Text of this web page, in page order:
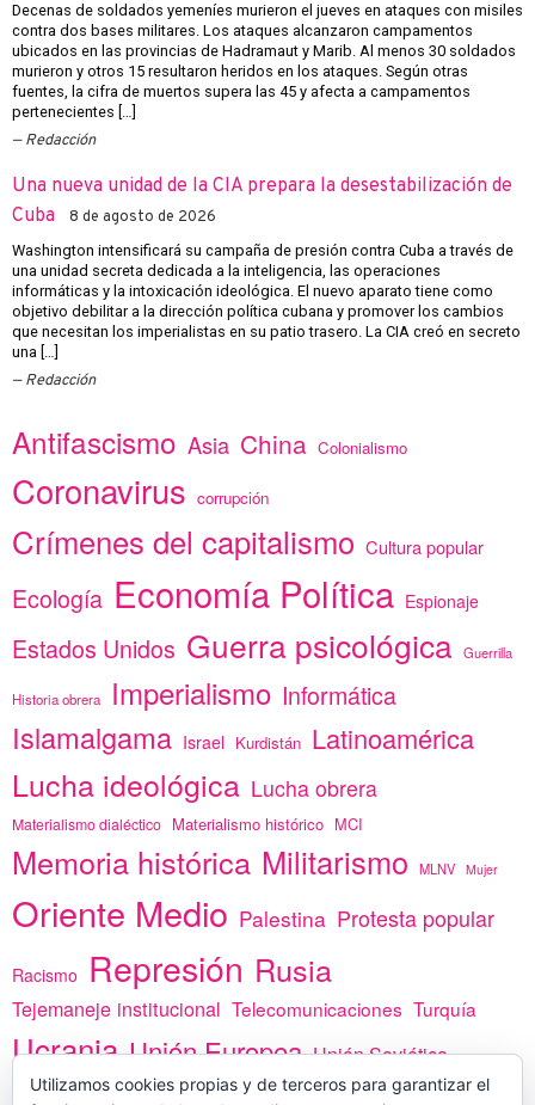
Decenas de soldados yemeníes murieron el jueves en ataques con misiles
contra dos bases militares. Los ataques alcanzaron campamentos
ubicados en las provincias de Hadramaut y Marib. Al menos 30 soldados
murieron y otros 15 resultaron heridos en los ataques. Según otras
fuentes, la cifra de muertos supera las 45 y afecta a campamentos
pertenecientes […]
Redacción
Una nueva unidad de la CIA prepara la desestabilización de
Cuba
8 de agosto de 2026
Washington intensificará su campaña de presión contra Cuba a través de
una unidad secreta dedicada a la inteligencia, las operaciones
informáticas y la intoxicación ideológica. El nuevo aparato tiene como
objetivo debilitar a la dirección política cubana y promover los cambios
que necesitan los imperialistas en su patio trasero. La CIA creó en secreto
una […]
Redacción
Antifascismo Asia China Colonialismo
Coronavirus corrupción
Crímenes del capitalismo Cultura popular
Ecología Economía Política Espionaje
Estados Unidos Guerra psicológica Guerrilla
Historia obrera Imperialismo Informática
Islamalgama Israel Kurdistán Latinoamérica
Lucha ideológica Lucha obrera
Materialismo dialéctico Materialismo histórico MCI
Memoria histórica Militarismo MLNV Mujer
Oriente Medio Palestina Protesta popular
Racismo Represión Rusia
Tejemaneje institucional Telecomunicaciones Turquía
Ucrania Unión Europea Unión Soviética
vacunas África
Utilizamos cookies propias y de terceros para garantizar el